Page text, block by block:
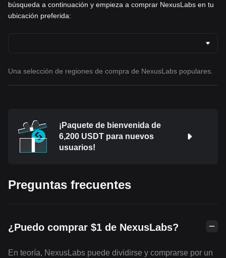
búsqueda a continuación y empieza a comprar NexusLabs en tu
ubicación preferida:
Una selección de regiones de compra de NexusLabs populares.
¡Paquete de bienvenida de
6,200 USDT para nuevos
usuarios!
Preguntas frecuentes
¿Puedo comprar $1 de NexusLabs?
En teoría, NexusLabs puede dividirse y comprarse por un